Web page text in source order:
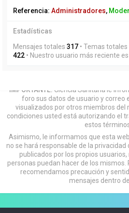
Referencia: Administradores,
Estadísticas
Mensajes totales 317 • Temas totales
422 • Nuestro usuario más reciente es
IMPORTANTE: Ciencia Sanitaria le
foro sus datos de usuario y correo
visualizados por otros miembros del
condiciones usted está autorizando el
estos
Asimismo, le informamos que esta
no se hará responsable de la
publicados por los propios
personas puedan hacer de los
recomendamos precaución y
mensajes dentro